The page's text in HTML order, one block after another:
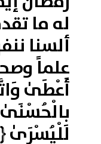
له ما
ألسنا
علماً
لِلْيُسْرَىٰ